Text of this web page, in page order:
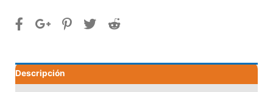
PLÁSTICO
Descripción